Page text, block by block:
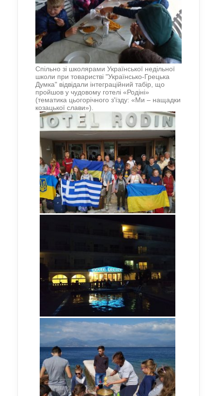
Спільно зі школярами Української недільної
школи при товаристві "Українсько-Грецька
Думка" відвідали інтеграційний табір, що
пройшов у чудовому готелі «Родіні»
(тематика цьогорічного з'їзду: «Ми – нащадки
козацької слави»).